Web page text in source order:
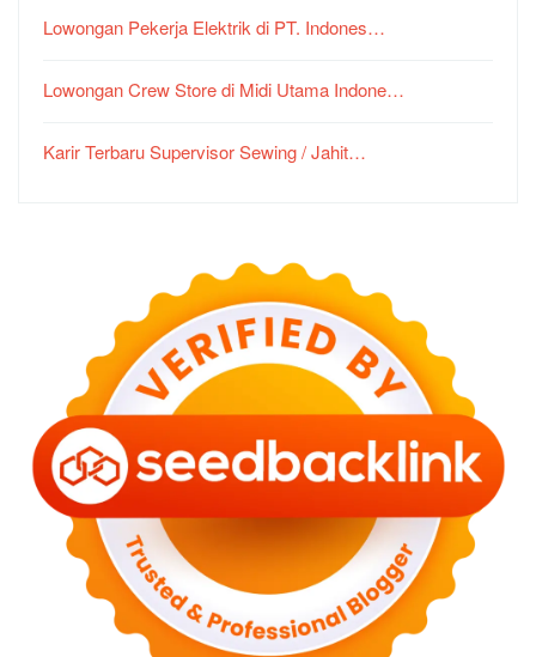
Lowongan Pekerja Elektrik di PT. Indones…
Lowongan Crew Store di Midi Utama Indone…
Karir Terbaru Supervisor Sewing / Jahit…